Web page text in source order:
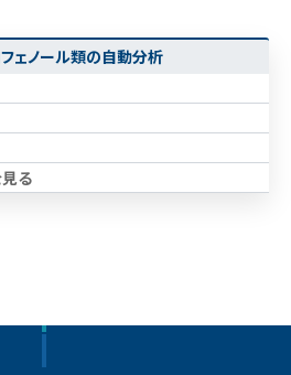
ェノール類の自動分析
る